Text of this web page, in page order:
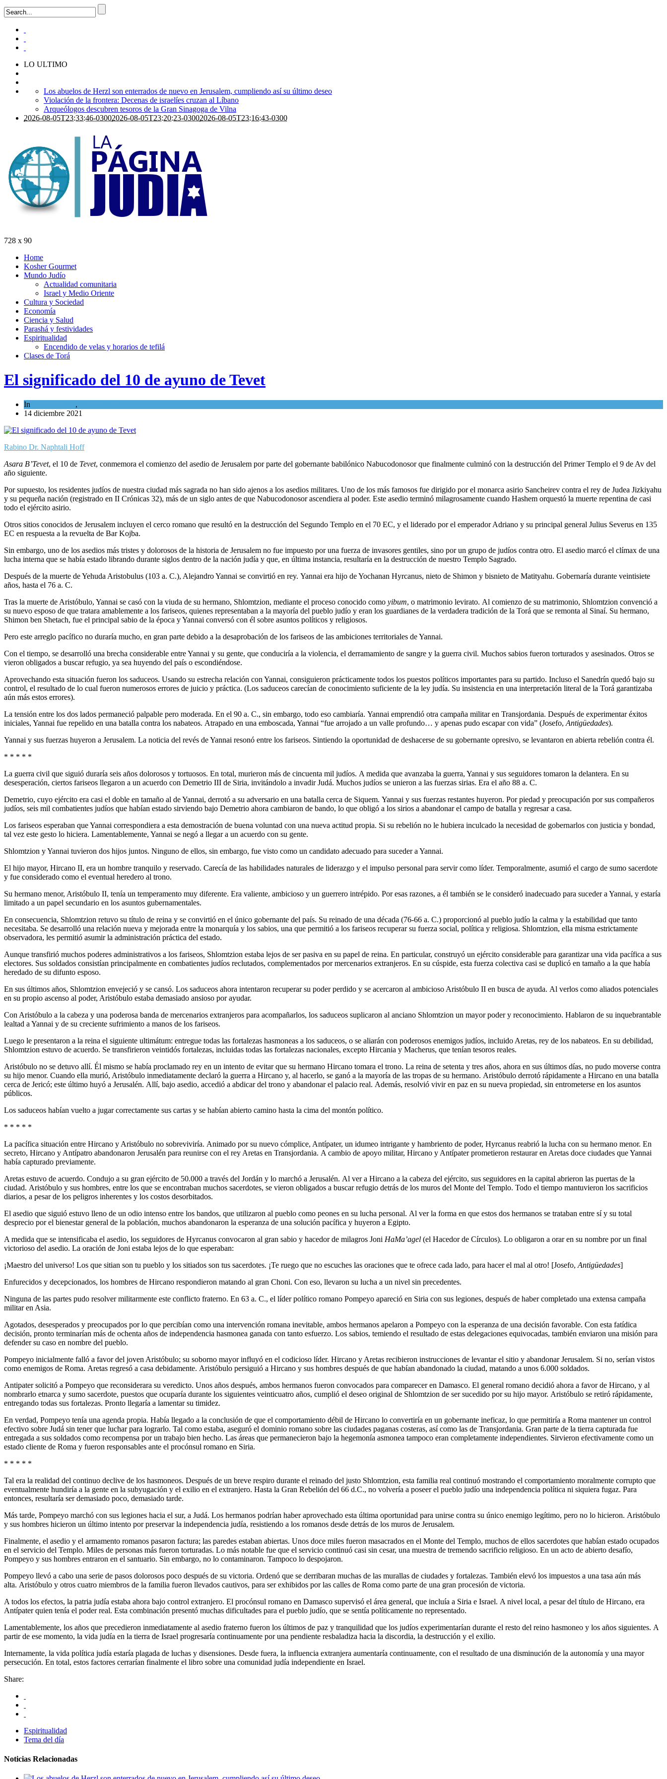
LO ULTIMO
Los abuelos de Herzl son enterrados de nuevo en Jerusalem, cumpliendo así su último deseo
Violación de la frontera: Decenas de israelíes cruzan al Líbano
Arqueólogos descubren tesoros de la Gran Sinagoga de Vilna
2026-08-05T23:33:46-03002026-08-05T23:20:23-03002026-08-05T23:16:43-0300
728 x 90
Home
Kosher Gourmet
Mundo Judío
Actualidad comunitaria
Israel y Medio Oriente
Cultura y Sociedad
Economía
Ciencia y Salud
Parashá y festividades
Espiritualidad
Encendido de velas y horarios de tefilá
Clases de Torá
El significado del 10 de ayuno de Tevet
In ,
14 diciembre 2021
Rabino Dr. Naphtali Hoff
Asara B’Tevet, el 10 de Tevet, conmemora el comienzo del asedio de Jerusalem por parte del gobernante babilónico Nabucodonosor que finalmente culminó con la destrucción del Primer Templo el 9 de Av del
año siguiente.
Por supuesto, los residentes judíos de nuestra ciudad más sagrada no han sido ajenos a los asedios militares. Uno de los más famosos fue dirigido por el monarca asirio Sancheirev contra el rey de Judea Jizkiyahu
y su pequeña nación (registrado en II Crónicas 32), más de un siglo antes de que Nabucodonosor ascendiera al poder. Este asedio terminó milagrosamente cuando Hashem orquestó la muerte repentina de casi
todo el ejército asirio.
Otros sitios conocidos de Jerusalem incluyen el cerco romano que resultó en la destrucción del Segundo Templo en el 70 EC, y el liderado por el emperador Adriano y su principal general Julius Severus en 135
EC en respuesta a la revuelta de Bar Kojba.
Sin embargo, uno de los asedios más tristes y dolorosos de la historia de Jerusalem no fue impuesto por una fuerza de invasores gentiles, sino por un grupo de judíos contra otro. El asedio marcó el clímax de una
lucha interna que se había estado librando durante siglos dentro de la nación judía y que, en última instancia, resultaría en la destrucción de nuestro Templo Sagrado.
Después de la muerte de Yehuda Aristobulus (103 a. C.), Alejandro Yannai se convirtió en rey. Yannai era hijo de Yochanan Hyrcanus, nieto de Shimon y bisnieto de Matityahu. Gobernaría durante veintisiete
años, hasta el 76 a. C.
Tras la muerte de Aristóbulo, Yannai se casó con la viuda de su hermano, Shlomtzion, mediante el proceso conocido como yibum, o matrimonio levirato. Al comienzo de su matrimonio, Shlomtzion convenció a
su nuevo esposo de que tratara amablemente a los fariseos, quienes representaban a la mayoría del pueblo judío y eran los guardianes de la verdadera tradición de la Torá que se remonta al Sinaí. Su hermano,
Shimon ben Shetach, fue el principal sabio de la época y Yannai conversó con él sobre asuntos políticos y religiosos.
Pero este arreglo pacífico no duraría mucho, en gran parte debido a la desaprobación de los fariseos de las ambiciones territoriales de Yannai.
Con el tiempo, se desarrolló una brecha considerable entre Yannai y su gente, que conduciría a la violencia, el derramamiento de sangre y la guerra civil. Muchos sabios fueron torturados y asesinados. Otros se
vieron obligados a buscar refugio, ya sea huyendo del país o escondiéndose.
Aprovechando esta situación fueron los saduceos. Usando su estrecha relación con Yannai, consiguieron prácticamente todos los puestos políticos importantes para su partido. Incluso el Sanedrín quedó bajo su
control, el resultado de lo cual fueron numerosos errores de juicio y práctica. (Los saduceos carecían de conocimiento suficiente de la ley judía. Su insistencia en una interpretación literal de la Torá garantizaba
aún más estos errores).
La tensión entre los dos lados permaneció palpable pero moderada. En el 90 a. C., sin embargo, todo eso cambiaría. Yannai emprendió otra campaña militar en Transjordania. Después de experimentar éxitos
iniciales, Yannai fue repelido en una batalla contra los nabateos. Atrapado en una emboscada, Yannai “fue arrojado a un valle profundo… y apenas pudo escapar con vida” (Josefo, Antigüedades).
Yannai y sus fuerzas huyeron a Jerusalem. La noticia del revés de Yannai resonó entre los fariseos. Sintiendo la oportunidad de deshacerse de su gobernante opresivo, se levantaron en abierta rebelión contra él.
* * * * *
La guerra civil que siguió duraría seis años dolorosos y tortuosos. En total, murieron más de cincuenta mil judíos. A medida que avanzaba la guerra, Yannai y sus seguidores tomaron la delantera. En su
desesperación, ciertos fariseos llegaron a un acuerdo con Demetrio III de Siria, invitándolo a invadir Judá. Muchos judíos se unieron a las fuerzas sirias. Era el año 88 a. C.
Demetrio, cuyo ejército era casi el doble en tamaño al de Yannai, derrotó a su adversario en una batalla cerca de Siquem. Yannai y sus fuerzas restantes huyeron. Por piedad y preocupación por sus compañeros
judíos, seis mil combatientes judíos que habían estado sirviendo bajo Demetrio ahora cambiaron de bando, lo que obligó a los sirios a abandonar el campo de batalla y regresar a casa.
Los fariseos esperaban que Yannai correspondiera a esta demostración de buena voluntad con una nueva actitud propia. Si su rebelión no le hubiera inculcado la necesidad de gobernarlos con justicia y bondad,
tal vez este gesto lo hiciera. Lamentablemente, Yannai se negó a llegar a un acuerdo con su gente.
Shlomtzion y Yannai tuvieron dos hijos juntos. Ninguno de ellos, sin embargo, fue visto como un candidato adecuado para suceder a Yannai.
El hijo mayor, Hircano II, era un hombre tranquilo y reservado. Carecía de las habilidades naturales de liderazgo y el impulso personal para servir como líder. Temporalmente, asumió el cargo de sumo sacerdote
y fue considerado como el eventual heredero al trono.
Su hermano menor, Aristóbulo II, tenía un temperamento muy diferente. Era valiente, ambicioso y un guerrero intrépido. Por esas razones, a él también se le consideró inadecuado para suceder a Yannai, y estaría
limitado a un papel secundario en los asuntos gubernamentales.
En consecuencia, Shlomtzion retuvo su título de reina y se convirtió en el único gobernante del país. Su reinado de una década (76-66 a. C.) proporcionó al pueblo judío la calma y la estabilidad que tanto
necesitaba. Se desarrolló una relación nueva y mejorada entre la monarquía y los sabios, una que permitió a los fariseos recuperar su fuerza social, política y religiosa. Shlomtzion, ella misma estrictamente
observadora, les permitió asumir la administración práctica del estado.
Aunque transfirió muchos poderes administrativos a los fariseos, Shlomtzion estaba lejos de ser pasiva en su papel de reina. En particular, construyó un ejército considerable para garantizar una vida pacífica a sus
electores. Sus soldados consistían principalmente en combatientes judíos reclutados, complementados por mercenarios extranjeros. En su cúspide, esta fuerza colectiva casi se duplicó en tamaño a la que había
heredado de su difunto esposo.
En sus últimos años, Shlomtzion envejeció y se cansó. Los saduceos ahora intentaron recuperar su poder perdido y se acercaron al ambicioso Aristóbulo II en busca de ayuda. Al verlos como aliados potenciales
en su propio ascenso al poder, Aristóbulo estaba demasiado ansioso por ayudar.
Con Aristóbulo a la cabeza y una poderosa banda de mercenarios extranjeros para acompañarlos, los saduceos suplicaron al anciano Shlomtzion un mayor poder y reconocimiento. Hablaron de su inquebrantable
lealtad a Yannai y de su creciente sufrimiento a manos de los fariseos.
Luego le presentaron a la reina el siguiente ultimátum: entregue todas las fortalezas hasmoneas a los saduceos, o se aliarán con poderosos enemigos judíos, incluido Aretas, rey de los nabateos. En su debilidad,
Shlomtzion estuvo de acuerdo. Se transfirieron veintidós fortalezas, incluidas todas las fortalezas nacionales, excepto Hircania y Macherus, que tenían tesoros reales.
Aristóbulo no se detuvo allí. Él mismo se había proclamado rey en un intento de evitar que su hermano Hircano tomara el trono. La reina de setenta y tres años, ahora en sus últimos días, no pudo moverse contra
su hijo menor. Cuando ella murió, Aristóbulo inmediatamente declaró la guerra a Hircano y, al hacerlo, se ganó a la mayoría de las tropas de su hermano. Aristóbulo derrotó rápidamente a Hircano en una batalla
cerca de Jericó; este último huyó a Jerusalén. Allí, bajo asedio, accedió a abdicar del trono y abandonar el palacio real. Además, resolvió vivir en paz en su nueva propiedad, sin entrometerse en los asuntos
públicos.
Los saduceos habían vuelto a jugar correctamente sus cartas y se habían abierto camino hasta la cima del montón político.
* * * * *
La pacífica situación entre Hircano y Aristóbulo no sobreviviría. Animado por su nuevo cómplice, Antípater, un idumeo intrigante y hambriento de poder, Hyrcanus reabrió la lucha con su hermano menor. En
secreto, Hircano y Antípatro abandonaron Jerusalén para reunirse con el rey Aretas en Transjordania. A cambio de apoyo militar, Hircano y Antípater prometieron restaurar en Aretas doce ciudades que Yannai
había capturado previamente.
Aretas estuvo de acuerdo. Condujo a su gran ejército de 50.000 a través del Jordán y lo marchó a Jerusalén. Al ver a Hircano a la cabeza del ejército, sus seguidores en la capital abrieron las puertas de la
ciudad. Aristóbulo y sus hombres, entre los que se encontraban muchos sacerdotes, se vieron obligados a buscar refugio detrás de los muros del Monte del Templo. Todo el tiempo mantuvieron los sacrificios
diarios, a pesar de los peligros inherentes y los costos desorbitados.
El asedio que siguió estuvo lleno de un odio intenso entre los bandos, que utilizaron al pueblo como peones en su lucha personal. Al ver la forma en que estos dos hermanos se trataban entre sí y su total
desprecio por el bienestar general de la población, muchos abandonaron la esperanza de una solución pacífica y huyeron a Egipto.
A medida que se intensificaba el asedio, los seguidores de Hyrcanus convocaron al gran sabio y hacedor de milagros Joni HaMa’agel (el Hacedor de Círculos). Lo obligaron a orar en su nombre por un final
victorioso del asedio. La oración de Joni estaba lejos de lo que esperaban:
¡Maestro del universo! Los que sitian son tu pueblo y los sitiados son tus sacerdotes. ¡Te ruego que no escuches las oraciones que te ofrece cada lado, para hacer el mal al otro! [Josefo, Antigüedades]
Enfurecidos y decepcionados, los hombres de Hircano respondieron matando al gran Choni. Con eso, llevaron su lucha a un nivel sin precedentes.
Ninguna de las partes pudo resolver militarmente este conflicto fraterno. En 63 a. C., el líder político romano Pompeyo apareció en Siria con sus legiones, después de haber completado una extensa campaña
militar en Asia.
Agotados, desesperados y preocupados por lo que percibían como una intervención romana inevitable, ambos hermanos apelaron a Pompeyo con la esperanza de una decisión favorable. Con esta fatídica
decisión, pronto terminarían más de ochenta años de independencia hasmonea ganada con tanto esfuerzo. Los sabios, temiendo el resultado de estas delegaciones equivocadas, también enviaron una misión para
defender su caso en nombre del pueblo.
Pompeyo inicialmente falló a favor del joven Aristóbulo; su soborno mayor influyó en el codicioso líder. Hircano y Aretas recibieron instrucciones de levantar el sitio y abandonar Jerusalem. Si no, serían vistos
como enemigos de Roma. Aretas regresó a casa debidamente. Aristóbulo persiguió a Hircano y sus hombres después de que habían abandonado la ciudad, matando a unos 6.000 soldados.
Antipater solicitó a Pompeyo que reconsiderara su veredicto. Unos años después, ambos hermanos fueron convocados para comparecer en Damasco. El general romano decidió ahora a favor de Hircano, y al
nombrarlo etnarca y sumo sacerdote, puestos que ocuparía durante los siguientes veinticuatro años, cumplió el deseo original de Shlomtzion de ser sucedido por su hijo mayor. Aristóbulo se retiró rápidamente,
entregando todas sus fortalezas. Pronto llegaría a lamentar su timidez.
En verdad, Pompeyo tenía una agenda propia. Había llegado a la conclusión de que el comportamiento débil de Hircano lo convertiría en un gobernante ineficaz, lo que permitiría a Roma mantener un control
efectivo sobre Judá sin tener que luchar para lograrlo. Tal como estaba, aseguró el dominio romano sobre las ciudades paganas costeras, así como las de Transjordania. Gran parte de la tierra capturada fue
entregada a sus soldados como recompensa por un trabajo bien hecho. Las áreas que permanecieron bajo la hegemonía asmonea tampoco eran completamente independientes. Sirvieron efectivamente como un
estado cliente de Roma y fueron responsables ante el procónsul romano en Siria.
* * * * *
Tal era la realidad del continuo declive de los hasmoneos. Después de un breve respiro durante el reinado del justo Shlomtzion, esta familia real continuó mostrando el comportamiento moralmente corrupto que
eventualmente hundiría a la gente en la subyugación y el exilio en el extranjero. Hasta la Gran Rebelión del 66 d.C., no volvería a poseer el pueblo judío una independencia política ni siquiera fugaz. Para
entonces, resultaría ser demasiado poco, demasiado tarde.
Más tarde, Pompeyo marchó con sus legiones hacia el sur, a Judá. Los hermanos podrían haber aprovechado esta última oportunidad para unirse contra su único enemigo legítimo, pero no lo hicieron. Aristóbulo
y sus hombres hicieron un último intento por preservar la independencia judía, resistiendo a los romanos desde detrás de los muros de Jerusalem.
Finalmente, el asedio y el armamento romanos pasaron factura; las paredes estaban abiertas. Unos doce miles fueron masacrados en el Monte del Templo, muchos de ellos sacerdotes que habían estado ocupados
en el servicio del Templo. Miles de personas más fueron torturadas. Lo más notable fue que el servicio continuó casi sin cesar, una muestra de tremendo sacrificio religioso. En un acto de abierto desafío,
Pompeyo y sus hombres entraron en el santuario. Sin embargo, no lo contaminaron. Tampoco lo despojaron.
Pompeyo llevó a cabo una serie de pasos dolorosos poco después de su victoria. Ordenó que se derribaran muchas de las murallas de ciudades y fortalezas. También elevó los impuestos a una tasa aún más
alta. Aristóbulo y otros cuatro miembros de la familia fueron llevados cautivos, para ser exhibidos por las calles de Roma como parte de una gran procesión de victoria.
A todos los efectos, la patria judía estaba ahora bajo control extranjero. El procónsul romano en Damasco supervisó el área general, que incluía a Siria e Israel. A nivel local, a pesar del título de Hircano, era
Antípater quien tenía el poder real. Esta combinación presentó muchas dificultades para el pueblo judío, que se sentía políticamente no representado.
Lamentablemente, los años que precedieron inmediatamente al asedio fraterno fueron los últimos de paz y tranquilidad que los judíos experimentarían durante el resto del reino hasmoneo y los años siguientes. A
partir de ese momento, la vida judía en la tierra de Israel progresaría continuamente por una pendiente resbaladiza hacia la discordia, la destrucción y el exilio.
Internamente, la vida política judía estaría plagada de luchas y disensiones. Desde fuera, la influencia extranjera aumentaría continuamente, con el resultado de una disminución de la autonomía y una mayor
persecución. En total, estos factores cerrarían finalmente el libro sobre una comunidad judía independiente en Israel.
Share:
Espiritualidad
Tema del día
Noticias Relacionadas